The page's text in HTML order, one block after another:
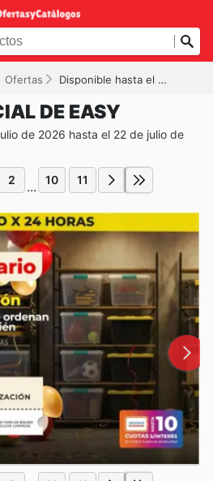
Ofertas Disponible hasta el 22-07-2026
DE EASY
de 2026 hasta el 22 de julio de
2 ... 10 11